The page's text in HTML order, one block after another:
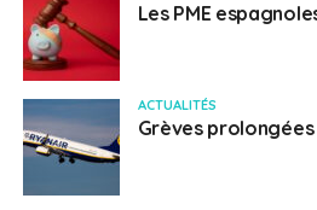
Les PME
ACTUALITÉS
Grèves